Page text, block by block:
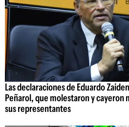
Las declaraciones de Eduardo
Peñarol, que molestaron y cayeron
sus representantes